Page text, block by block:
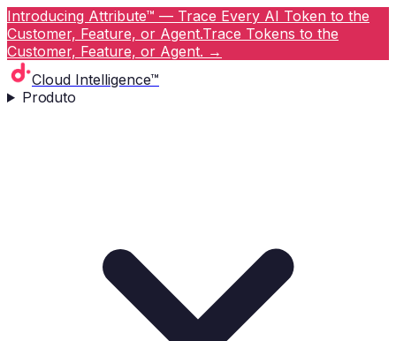
Introducing Attribute™ — Trace Every AI Token to the
Customer, Feature, or Agent.Trace Tokens to the
Customer, Feature, or Agent. →
Cloud Intelligence™
Produto